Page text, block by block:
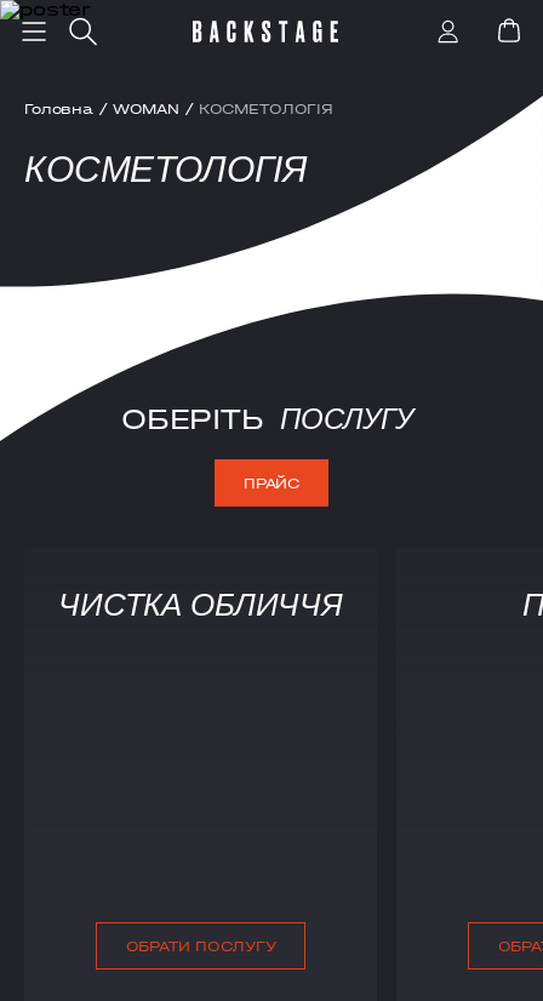
Головна / WOMAN / КОСМЕТОЛОГІЯ
КОСМЕТОЛОГІЯ
ОБЕРІТЬ ПОСЛУГУ
ПРАЙС
ЧИСТКА ОБЛИЧЧЯ
ОБРАТИ ПОСЛУГУ